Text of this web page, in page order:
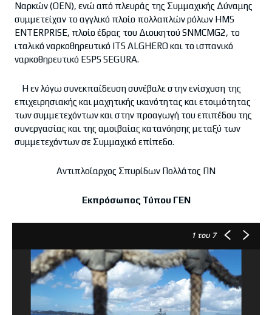
Ναρκών (ΟΕΝ), ενώ από πλευράς της Συμμαχικής Δύναμης
συμμετείχαν το αγγλικό πλοίο πολλαπλών ρόλων HMS
ENTERPRISE, πλοίο έδρας του Διοικητού SNMCMG2, το
ιταλικό ναρκοθηρευτικό ITS ALGHERO και το ισπανικό
ναρκοθηρευτικό ESPS SEGURA.
Η εν λόγω συνεκπαίδευση συνέβαλε στην ενίσχυση της
επιχειρησιακής και μαχητικής ικανότητας και ετοιμότητας
των συμμετεχόντων και στην προαγωγή του επιπέδου της
συνεργασίας και της αμοιβαίας κατανόησης μεταξύ των
συμμετεχόντων σε Συμμαχικό επίπεδο.
Αντιπλοίαρχος Σπυρίδων Πολλάτος ΠΝ
Εκπρόσωπος Τύπου ΓΕΝ
1 του 7